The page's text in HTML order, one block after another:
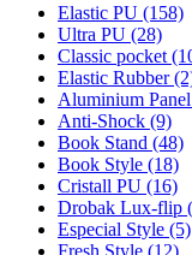
Elastic PU (158)
Ultra PU (28)
Classic pocket
Elastic Rubber
Aluminium
Anti-Shock (9)
Book Stand (48)
Book Style (18)
Cristall PU (16)
Drobak Lux-flip
Especial Style (5)
Fresh Style (12)